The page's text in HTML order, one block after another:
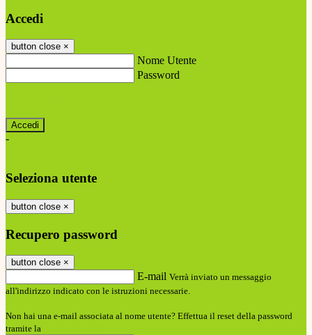
Accedi
button close ×
Nome Utente
Password
-
Seleziona utente
button close ×
Recupero password
button close ×
E-mail Verrà inviato un messaggio
all'indirizzo indicato con le istruzioni necessarie.
Non hai una e-mail associata al nome utente? Effettua il reset della password
tramite la